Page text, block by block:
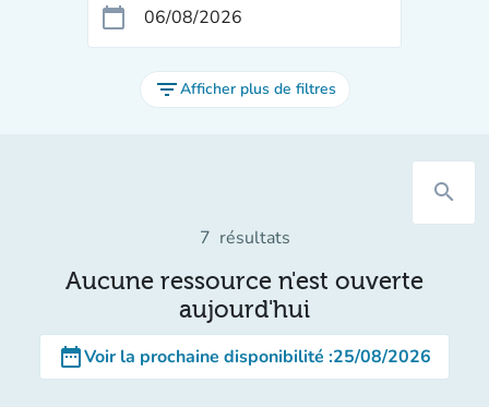
calendar_today
filter_listAfficher plus de filtres
search
7 résultats
Aucune ressource n'est ouverte
aujourd'hui
date_rangeVoir la prochaine disponibilité :25/08/2026